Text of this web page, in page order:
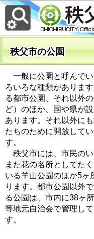
秩父市の公園
一般に公園と呼んで
ろいろな種類がありま
る都市公園、それ以外
ど）のほか、国や県が
あります。それ以外に
たちのために開放して
す。
秩父市には、市民のい
また花の名所としてた
いる羊山公園のほか5ヶ
ります。都市公園以外
る公園は、市内に38ヶ
等地元自治会で管理し
す。